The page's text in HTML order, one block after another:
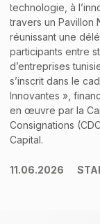
technologie, à
travers un Pavillon
réunissant une
participants entre
d’entreprises
s’inscrit dans le
Innovantes »,
en œuvre par la
Consignations
Capital.
11.06.2026